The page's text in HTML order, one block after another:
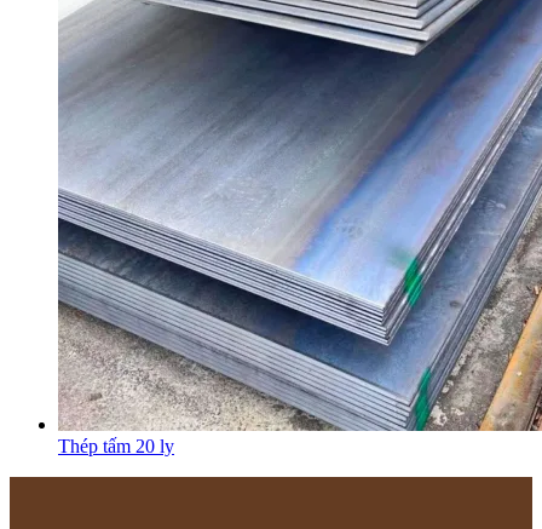
Thép tấm 20 ly